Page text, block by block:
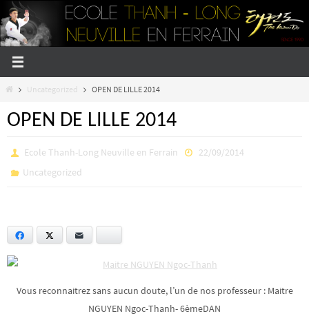
Passer
vers
le
contenu
HomeUncategorized OPEN DE LILLE 2014
OPEN DE LILLE 2014
Ecole Thanh-Long Neuville en Ferrain
22/09/2014
Uncategorized
Facebook Twitter
Vous reconnaitrez sans aucun doute, l’un de nos professeur : Maitre
NGUYEN Ngoc-Thanh- 6èmeDAN